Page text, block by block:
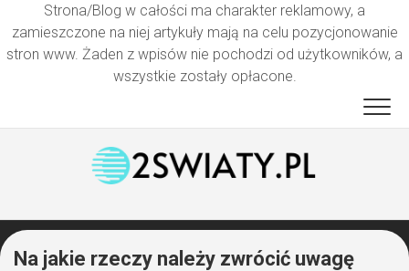
Strona/Blog w całości ma charakter reklamowy, a
zamieszczone na niej artykuły mają na celu pozycjonowanie
stron www. Żaden z wpisów nie pochodzi od użytkowników, a
wszystkie zostały opłacone.
Na jakie rzeczy należy zwrócić uwagę